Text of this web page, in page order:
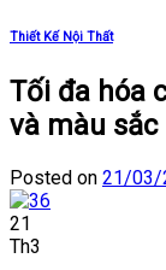
Thiết Kế Nội Thất
Tối đa hóa
và màu sắc
Posted on 21/03/
21
Th3